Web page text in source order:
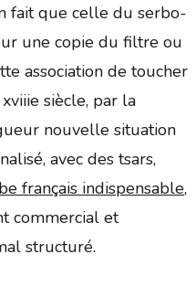
fait que celle du serbo-
une copie du filtre ou
association de toucher
siècle, par la
nouvelle situation
avec des tsars,
français indispensable,
commercial et
structuré.